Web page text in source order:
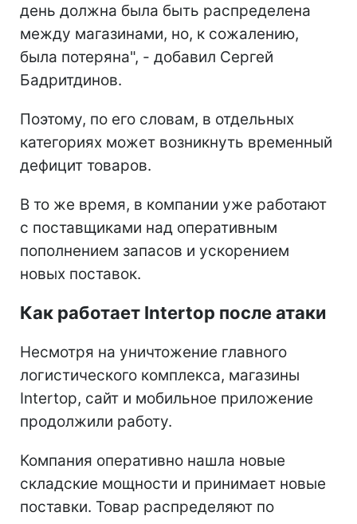
день должна была быть распределена
между магазинами, но, к сожалению,
была потеряна", - добавил Сергей
Бадритдинов.
Поэтому, по его словам, в отдельных
категориях может возникнуть временный
дефицит товаров.
В то же время, в компании уже работают
с поставщиками над оперативным
пополнением запасов и ускорением
новых поставок.
Как работает Intertop после атаки
Несмотря на уничтожение главного
логистического комплекса, магазины
Intertop, сайт и мобильное приложение
продолжили работу.
Компания оперативно нашла новые
складские мощности и принимает новые
поставки. Товар распределяют по